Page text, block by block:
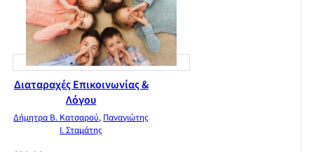
Διαταραχές Επικοινωνίας &
Λόγου
Δήμητρα Β. Κατσαρού, Παναγιώτης
Ι. Σταμάτης